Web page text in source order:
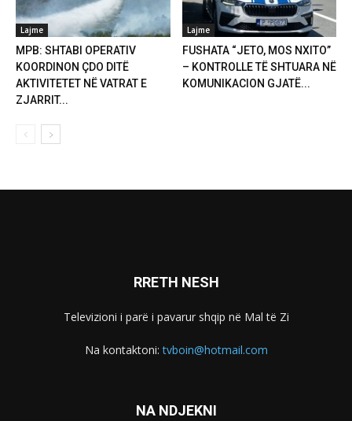
Lajme
MPB: SHTABI OPERATIV
KOORDINON ÇDO DITË
AKTIVITETET NË VATRAT E
ZJARRIT...
Lajme
FUSHATA “JETO, MOS NXITO”
– KONTROLLE TË SHTUARA NË
KOMUNIKACION GJATË...
RRETH NESH
Televizioni i parë i pavarur shqip në Mal të Zi
Na kontaktoni:tvboin@hotmail.com
NA NDJEKNI